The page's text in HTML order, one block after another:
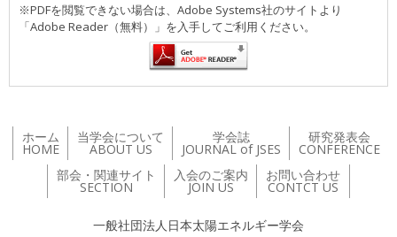
※PDFを閲覧できない場合は、Adobe Systems社のサイトより
「Adobe Reader（無料）」を入手してご利用ください。
ホーム
HOME
当学会について
ABOUT US
学会誌
JOURNAL of JSES
研究発表会
CONFERENCE
部会・関連サイト
SECTION
入会のご案内
JOIN US
お問い合わせ
CONTCT US
一般社団法人日本太陽エネルギー学会